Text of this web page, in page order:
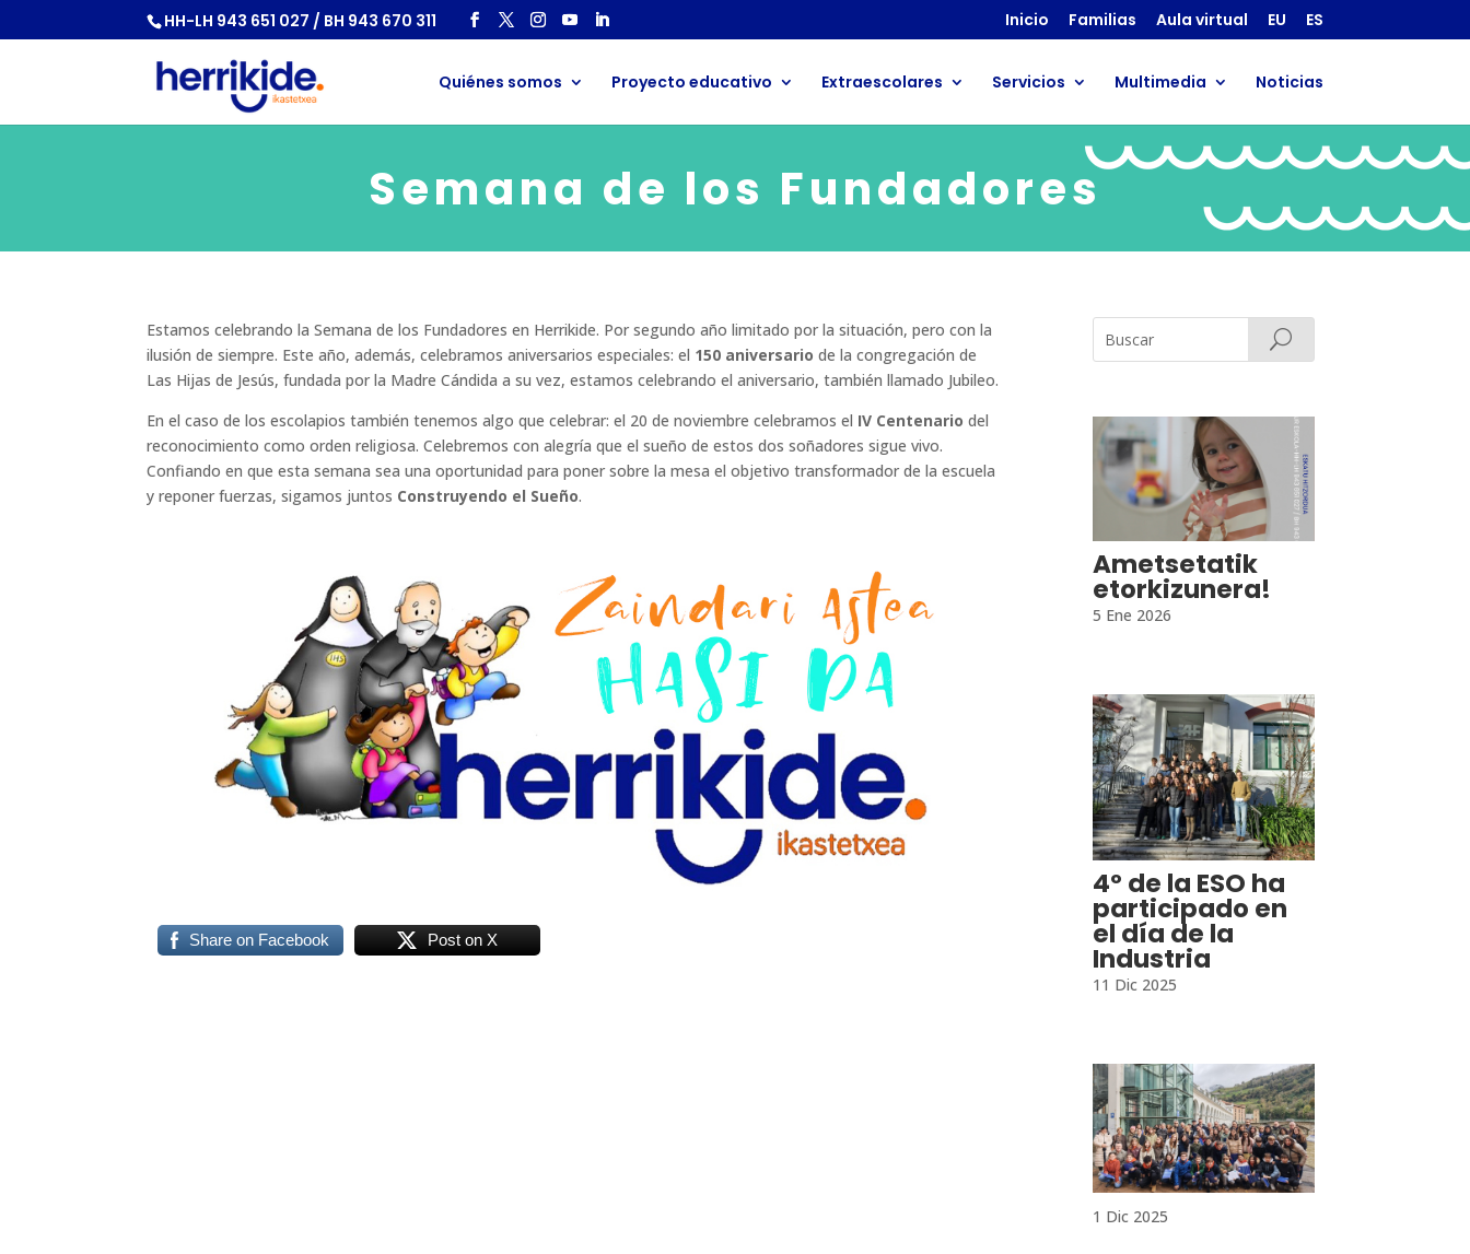
HH-LH 943 651 027 / BH 943 670 311 Inicio Familias Aula virtual EU ES
Quiénes somos Proyecto educativo Extraescolares Servicios Multimedia Noticias
Semana de los Fundadores
Estamos celebrando la Semana de los Fundadores en Herrikide. Por segundo año limitado por la situación, pero con la
ilusión de siempre. Este año, además, celebramos aniversarios especiales: el 150 aniversario de la congregación de
Las Hijas de Jesús, fundada por la Madre Cándida a su vez, estamos celebrando el aniversario, también llamado Jubileo.
En el caso de los escolapios también tenemos algo que celebrar: el 20 de noviembre celebramos el IV Centenario del
reconocimiento como orden religiosa. Celebremos con alegría que el sueño de estos dos soñadores sigue vivo.
Confiando en que esta semana sea una oportunidad para poner sobre la mesa el objetivo transformador de la escuela
y reponer fuerzas, sigamos juntos Construyendo el Sueño.
Share on Facebook Post on X
Ametsetatik
etorkizunera!
5 Ene 2026
4º de la ESO ha
participado en
el día de la
Industria
11 Dic 2025
1 Dic 2025